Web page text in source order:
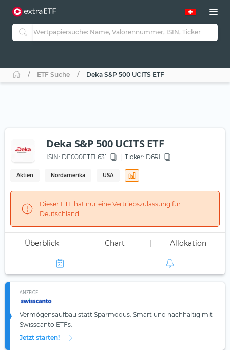
ETF Suche Deka S&P 500 UCITS ETF
Deka S&P 500 UCITS ETF
ISIN: DE000ETFL631 Ticker: D6RI
Aktien Nordamerika USA
Dieser ETF hat nur eine Vertriebszulassung für
Deutschland.
Überblick Chart Allokation
ANZEIGE
Vermögensaufbau statt Sparmodus: Smart und nachhaltig mit
Swisscanto ETFs.
Jetzt starten!